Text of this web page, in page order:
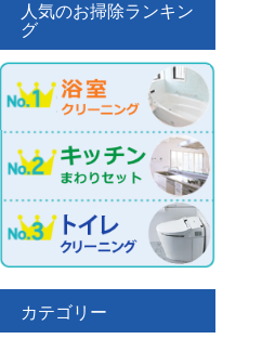
人気のお掃除ランキン
グ
カテゴリー